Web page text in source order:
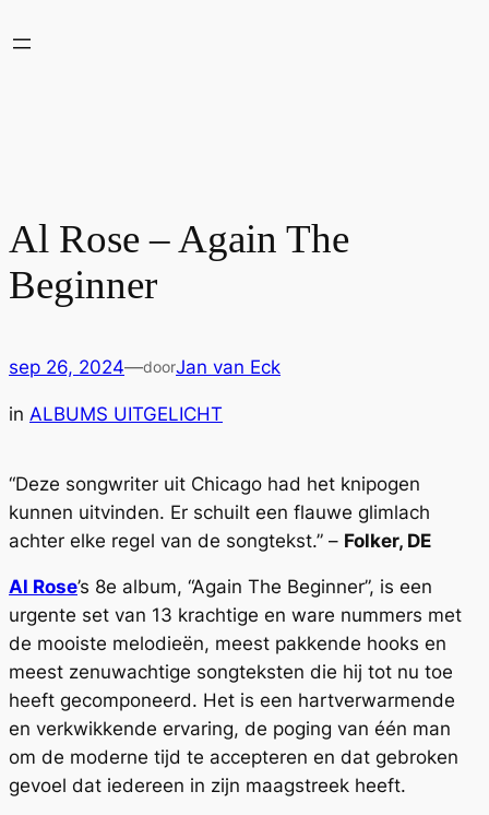
naar
Al Rose – Again The
Beginner
sep 26, 2024—doorJan van Eck
in ALBUMS UITGELICHT
“Deze songwriter uit Chicago had het knipogen
kunnen uitvinden. Er schuilt een flauwe glimlach
achter elke regel van de songtekst.” – Folker, DE
Al Rose’s 8e album, “Again The Beginner”, is een
urgente set van 13 krachtige en ware nummers met
de mooiste melodieën, meest pakkende hooks en
meest zenuwachtige songteksten die hij tot nu toe
heeft gecomponeerd. Het is een hartverwarmende
en verkwikkende ervaring, de poging van één man
om de moderne tijd te accepteren en dat gebroken
gevoel dat iedereen in zijn maagstreek heeft.